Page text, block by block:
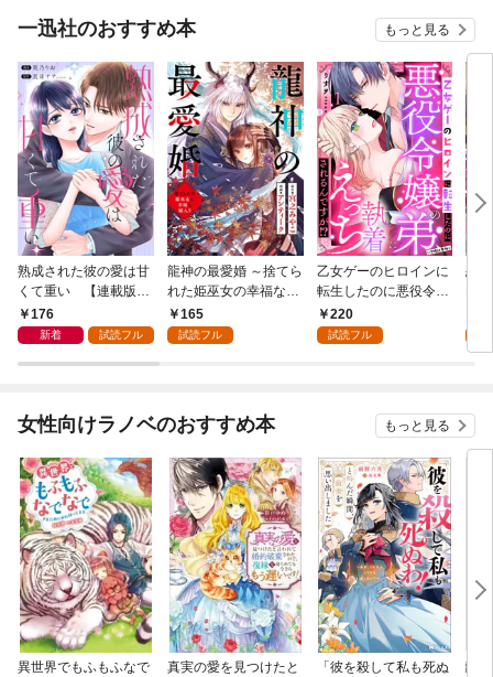
一迅社のおすすめ本 もっと見る
熟成された彼の愛は甘
くて重い 【連載版】:
1 176
新着 試読フル
龍神の最愛婚 ～捨てら
れた姫巫女の幸福な嫁
入り～: 1
165
試読フル
乙女ゲーのヒロインに
転生したのに悪役令嬢
の弟（攻略対象外）に
執着えっちされるんで
220
試読フル
恋
女性向けラノベのおすすめ本 もっと見る
異世界でもふもふなで
真実の愛を見つけたと
「彼を殺して私も死ぬ
離